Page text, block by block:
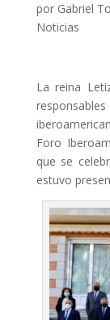
por Gabriel
Noticias
La reina
Foro
que se
estuvo